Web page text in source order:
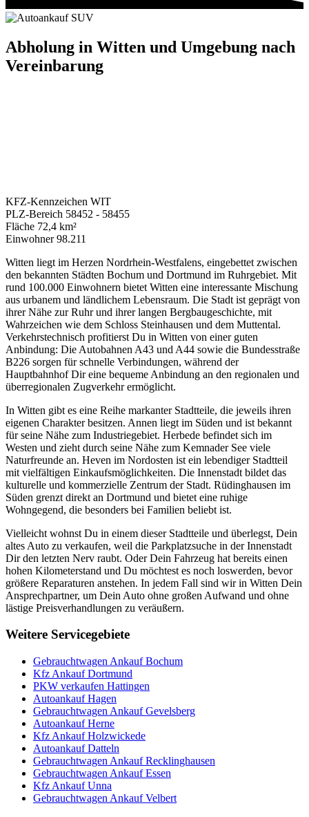
Abholung in Witten und Umgebung nach
Vereinbarung
KFZ-Kennzeichen WIT
PLZ-Bereich 58452 - 58455
Fläche 72,4 km²
Einwohner 98.211
Witten liegt im Herzen Nordrhein-Westfalens, eingebettet zwischen
den bekannten Städten Bochum und Dortmund im Ruhrgebiet. Mit
rund 100.000 Einwohnern bietet Witten eine interessante Mischung
aus urbanem und ländlichem Lebensraum. Die Stadt ist geprägt von
ihrer Nähe zur Ruhr und ihrer langen Bergbaugeschichte, mit
Wahrzeichen wie dem Schloss Steinhausen und dem Muttental.
Verkehrstechnisch profitierst Du in Witten von einer guten
Anbindung: Die Autobahnen A43 und A44 sowie die Bundesstraße
B226 sorgen für schnelle Verbindungen, während der
Hauptbahnhof Dir eine bequeme Anbindung an den regionalen und
überregionalen Zugverkehr ermöglicht.
In Witten gibt es eine Reihe markanter Stadtteile, die jeweils ihren
eigenen Charakter besitzen. Annen liegt im Süden und ist bekannt
für seine Nähe zum Industriegebiet. Herbede befindet sich im
Westen und zieht durch seine Nähe zum Kemnader See viele
Naturfreunde an. Heven im Nordosten ist ein lebendiger Stadtteil
mit vielfältigen Einkaufsmöglichkeiten. Die Innenstadt bildet das
kulturelle und kommerzielle Zentrum der Stadt. Rüdinghausen im
Süden grenzt direkt an Dortmund und bietet eine ruhige
Wohngegend, die besonders bei Familien beliebt ist.
Vielleicht wohnst Du in einem dieser Stadtteile und überlegst, Dein
altes Auto zu verkaufen, weil die Parkplatzsuche in der Innenstadt
Dir den letzten Nerv raubt. Oder Dein Fahrzeug hat bereits einen
hohen Kilometerstand und Du möchtest es noch loswerden, bevor
größere Reparaturen anstehen. In jedem Fall sind wir in Witten Dein
Ansprechpartner, um Dein Auto ohne großen Aufwand und ohne
lästige Preisverhandlungen zu veräußern.
Weitere Servicegebiete
Gebrauchtwagen Ankauf Bochum
Kfz Ankauf Dortmund
PKW verkaufen Hattingen
Autoankauf Hagen
Gebrauchtwagen Ankauf Gevelsberg
Autoankauf Herne
Kfz Ankauf Holzwickede
Autoankauf Datteln
Gebrauchtwagen Ankauf Recklinghausen
Gebrauchtwagen Ankauf Essen
Kfz Ankauf Unna
Gebrauchtwagen Ankauf Velbert